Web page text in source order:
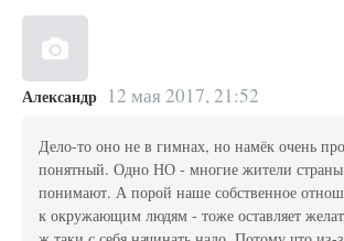
Александр 12 мая 2017, 21:52
Дело-то оно не в гимнах, но намёк очень
понятный. Одно НО - многие жители страны
понимают. А порой наше собственное
к окружающим людям - тоже оставляет